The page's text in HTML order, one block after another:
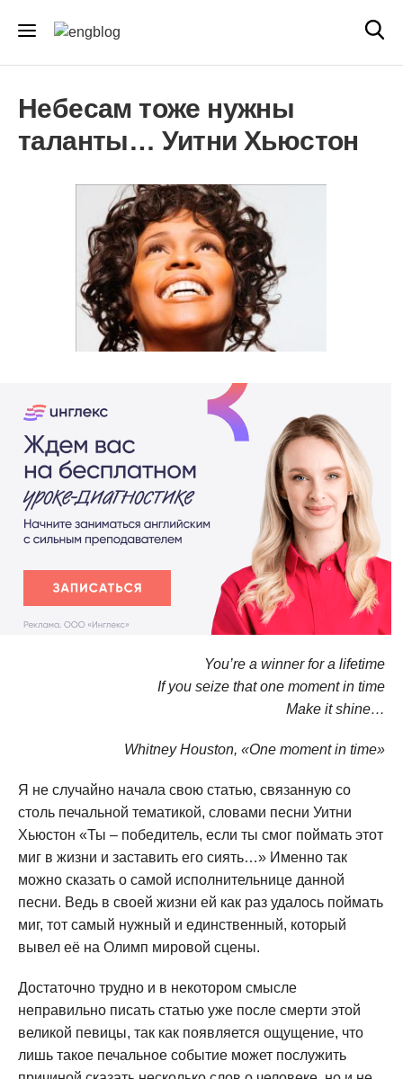
Небесам тоже нужны
таланты… Уитни Хьюстон
You’re a winner for a lifetime
If you seize that one moment in time
Make it shine…
Whitney Houston, «One moment in time»
Я не случайно начала свою статью, связанную со
столь печальной тематикой, словами песни Уитни
Хьюстон «Ты – победитель, если ты смог поймать этот
миг в жизни и заставить его сиять…» Именно так
можно сказать о самой исполнительнице данной
песни. Ведь в своей жизни ей как раз удалось поймать
миг, тот самый нужный и единственный, который
вывел её на Олимп мировой сцены.
Достаточно трудно и в некотором смысле
неправильно писать статью уже после смерти этой
великой певицы, так как появляется ощущение, что
лишь такое печальное событие может послужить